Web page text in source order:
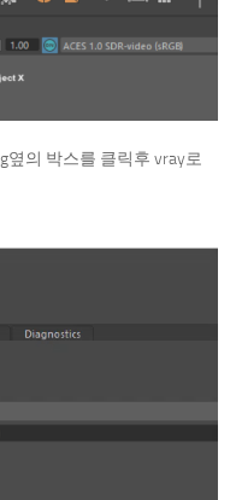
옆의 박스를 클릭후 vray로